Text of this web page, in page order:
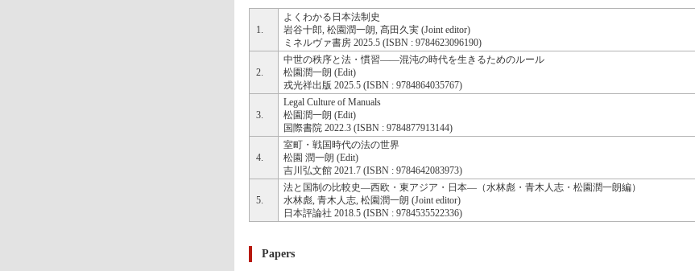
1.
よくわかる日本法制史
岩谷十郎, 松園潤一朗, 髙田久実 (Joint editor)
ミネルヴァ書房 2025.5 (ISBN : 9784623096190)
2.
中世の秩序と法・慣習――混沌の時代を生きるためのルール
松園潤一朗 (Edit)
戎光祥出版 2025.5 (ISBN : 9784864035767)
3.
Legal Culture of Manuals
松園潤一朗 (Edit)
国際書院 2022.3 (ISBN : 9784877913144)
4.
室町・戦国時代の法の世界
松園 潤一朗 (Edit)
吉川弘文館 2021.7 (ISBN : 9784642083973)
5.
法と国制の比較史―西欧・東アジア・日本―（水林彪・青木人志・松園潤一朗編）
水林彪, 青木人志, 松園潤一朗 (Joint editor)
日本評論社 2018.5 (ISBN : 9784535522336)
Papers